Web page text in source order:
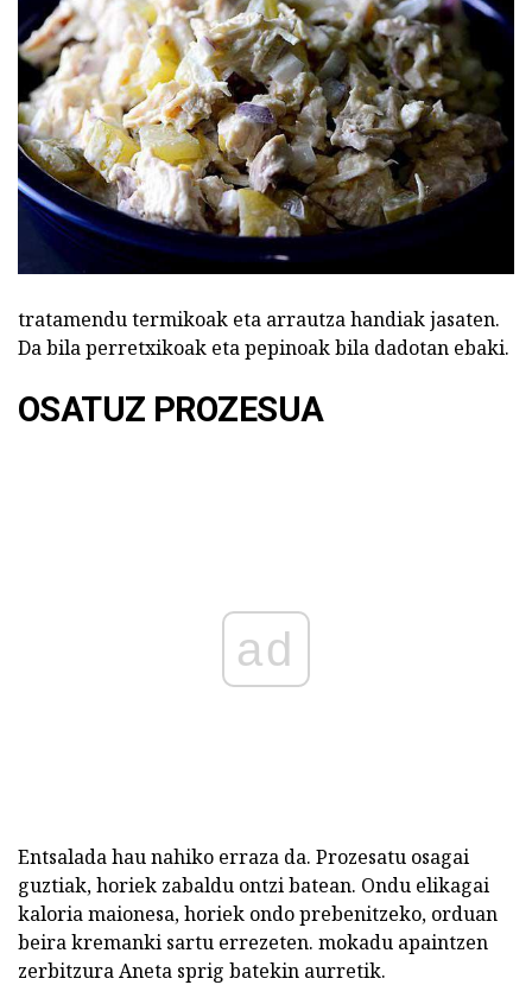
tratamendu termikoak eta arrautza handiak jasaten.
Da bila perretxikoak eta pepinoak bila dadotan ebaki.
OSATUZ PROZESUA
ad
Entsalada hau nahiko erraza da. Prozesatu osagai
guztiak, horiek zabaldu ontzi batean. Ondu elikagai
kaloria maionesa, horiek ondo prebenitzeko, orduan
beira kremanki sartu errezeten. mokadu apaintzen
zerbitzura Aneta sprig batekin aurretik.